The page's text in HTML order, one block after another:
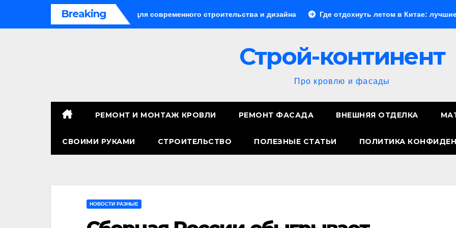
Breaking
решение для современного строительства и дизайна Где отдохнуть летом в Китае: лучшие направления
Строй-континент
Про кровлю и фасады
РЕМОНТ И МОНТАЖ КРОВЛИ РЕМОНТ ФАСАДА ВНЕШНЯЯ ОТДЕЛКА
СВОИМИ РУКАМИ СТРОИТЕЛЬСТВО ПОЛЕЗНЫЕ СТАТЬИ ПОЛИТИКА
НОВОСТИ РАЗНЫЕ